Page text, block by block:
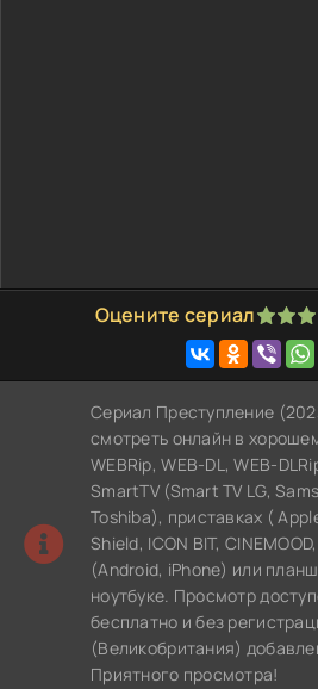
Оцените сериал
1 2 3 4 5
Сериал Преступление
смотреть онлайн в
WEBRip, WEB-DL, WEB-
SmartTV (Smart TV LG,
Toshiba), приставках (
Shield, ICON BIT,
(Android, iPhone) или
ноутбуке. Просмотр
бесплатно и без
(Великобритания)
Приятного просмотра!